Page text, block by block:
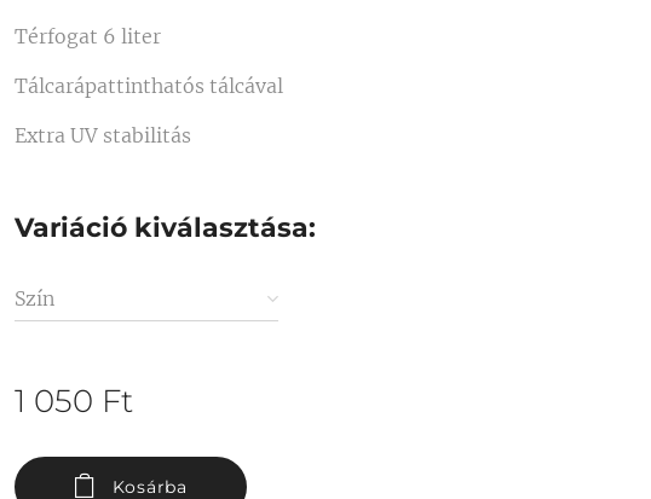
Térfogat 6 liter
Tálcarápattinthatós tálcával
Extra UV stabilitás
Variáció kiválasztása:
Szín
1 050 Ft
Kosárba